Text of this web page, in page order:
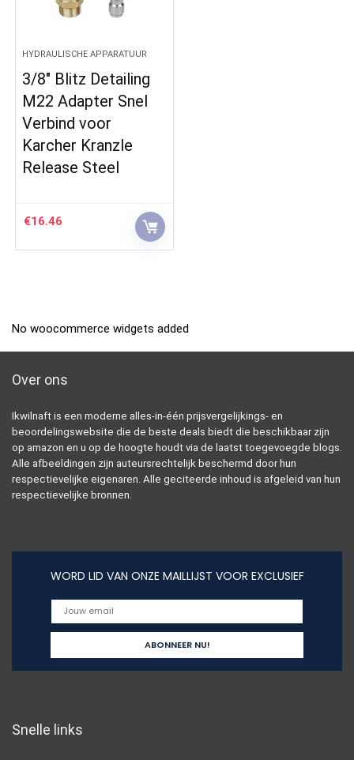
HYDRAULISCHE APPARATUUR
3/8″ Blitz Detailing
M22 Adapter Snel
Verbind voor
Karcher Kranzle
Release Steel
€16.46
No woocommerce widgets added
Over ons
Ikwilnaft is een moderne alles-in-één prijsvergelijkings- en
beoordelingswebsite die de beste deals biedt die beschikbaar zijn
op amazon en u op de hoogte houdt via de laatst toegevoegde blogs.
Alle afbeeldingen zijn auteursrechtelijk beschermd door hun
respectievelijke eigenaren. Alle geciteerde inhoud is afgeleid van hun
respectievelijke bronnen.
WORD LID VAN ONZE MAILLIJST VOOR EXCLUSIEF
Snelle links